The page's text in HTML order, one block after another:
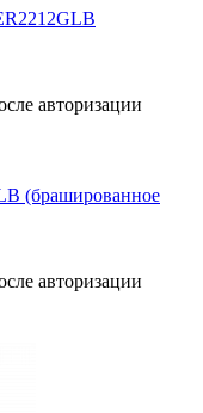
авторизации
(брашированное
авторизации